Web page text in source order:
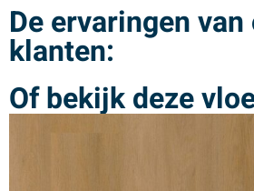
De ervaringen van
klanten:
Of bekijk deze